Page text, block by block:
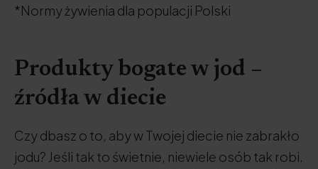
*Normy żywienia dla populacji Polski
Produkty bogate w jod –
źródła w diecie
Czy dbasz o to, aby w Twojej diecie nie zabrakło
jodu? Jeśli tak to świetnie, niewiele osób tak robi.